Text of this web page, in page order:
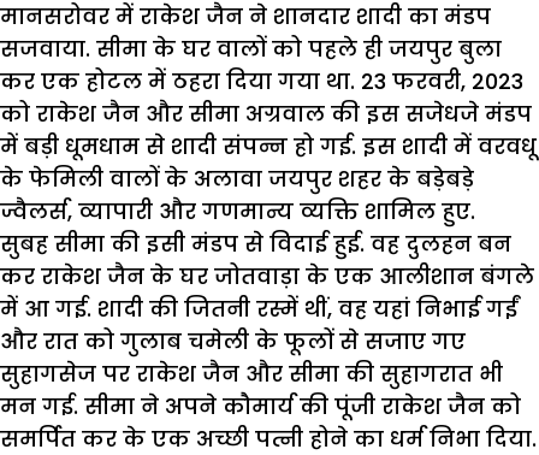
मानसरोवर में राकेश जैन ने शानदार शादी का मंडप
सजवाया. सीमा के घर वालों को पहले ही जयपुर बुला
कर एक होटल में ठहरा दिया गया था. 23 फरवरी, 2023
को राकेश जैन और सीमा अग्रवाल की इस सजेधजे मंडप
में बड़ी धूमधाम से शादी संपन्न हो गई. इस शादी में वरवधू
के फेमिली वालों के अलावा जयपुर शहर के बड़ेबड़े
ज्वैलर्स, व्यापारी और गणमान्य व्यक्ति शामिल हुए.
सुबह सीमा की इसी मंडप से विदाई हुई. वह दुलहन बन
कर राकेश जैन के घर जोतवाड़ा के एक आलीशान बंगले
में आ गई. शादी की जितनी रस्में थीं, वह यहां निभाई गईं
और रात को गुलाब चमेली के फूलों से सजाए गए
सुहागसेज पर राकेश जैन और सीमा की सुहागरात भी
मन गई. सीमा ने अपने कौमार्य की पूंजी राकेश जैन को
समर्पित कर के एक अच्छी पत्नी होने का धर्म निभा दिया.